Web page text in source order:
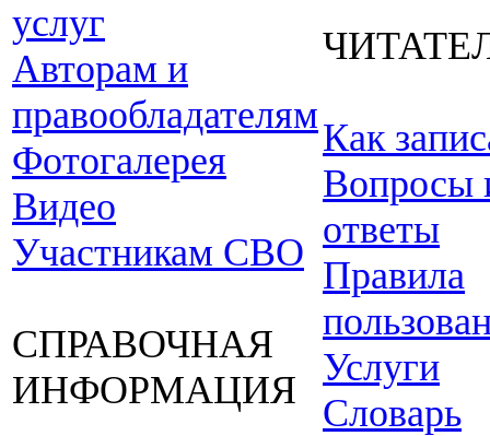
услуг
Авторам и
правообладателям
Фотогалерея
Видео
Участникам СВО
СПРАВОЧНАЯ
ИНФОРМАЦИЯ
Как
Вопросы
ответы
Правила
Услуги
Словарь